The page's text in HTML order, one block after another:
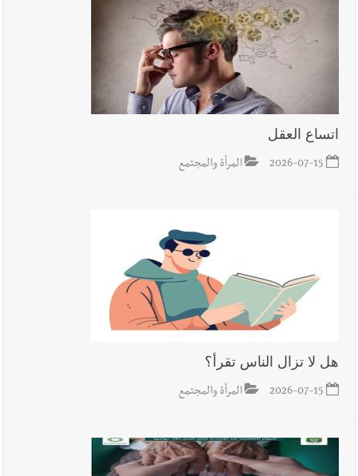
اتساع العقل
2026-07-15 المرأة والمجتمع
هل لا تزال الناس تقرأ؟
2026-07-15 المرأة والمجتمع